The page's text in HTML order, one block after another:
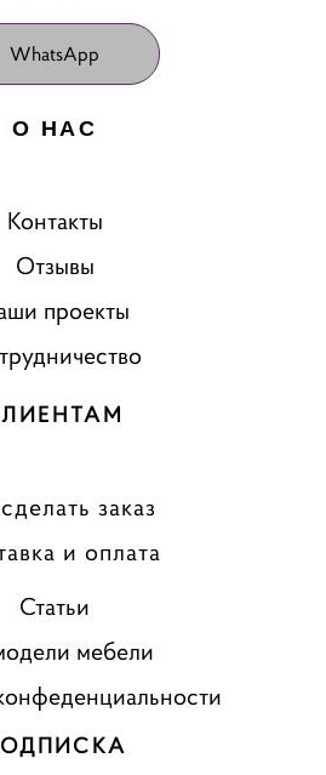
WhatsApp
О НАС
Контакты
Отзывы
проекты
заказ
и оплата
Статьи
мебели